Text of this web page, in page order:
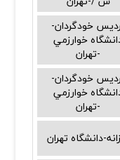
خودگردان-
خوارزمي
-تهران
خودگردان-
خوارزمي
-تهران
دانشگاه تهران